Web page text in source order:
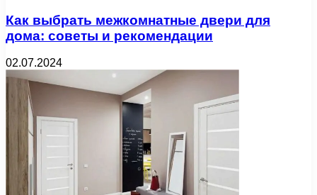
Как выбрать межкомнатные двери для
дома: советы и рекомендации
02.07.2024